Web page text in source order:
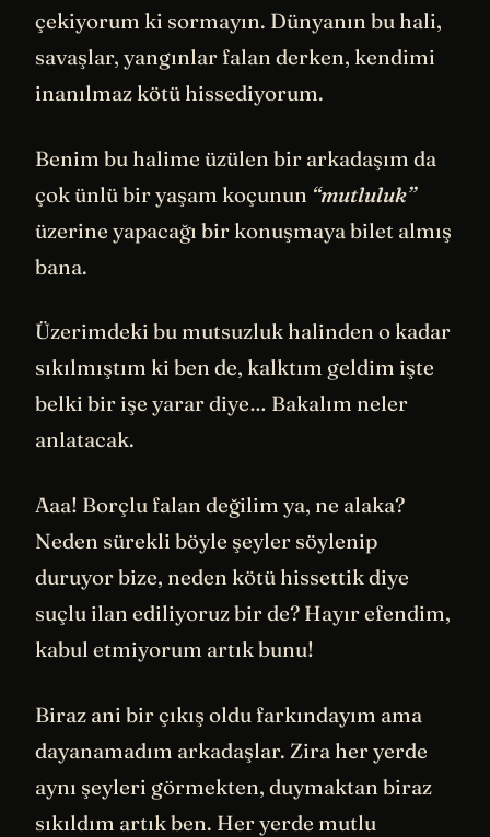
çekiyorum ki sormayın. Dünyanın bu hali,
savaşlar, yangınlar falan derken, kendimi
inanılmaz kötü hissediyorum.
Benim bu halime üzülen bir arkadaşım da
çok ünlü bir yaşam koçunun “mutluluk”
üzerine yapacağı bir konuşmaya bilet almış
bana.
Üzerimdeki bu mutsuzluk halinden o kadar
sıkılmıştım ki ben de, kalktım geldim işte
belki bir işe yarar diye… Bakalım neler
anlatacak.
Aaa! Borçlu falan değilim ya, ne alaka?
Neden sürekli böyle şeyler söylenip
duruyor bize, neden kötü hissettik diye
suçlu ilan ediliyoruz bir de? Hayır efendim,
kabul etmiyorum artık bunu!
Biraz ani bir çıkış oldu farkındayım ama
dayanamadım arkadaşlar. Zira her yerde
aynı şeyleri görmekten, duymaktan biraz
sıkıldım artık ben. Her yerde mutlu